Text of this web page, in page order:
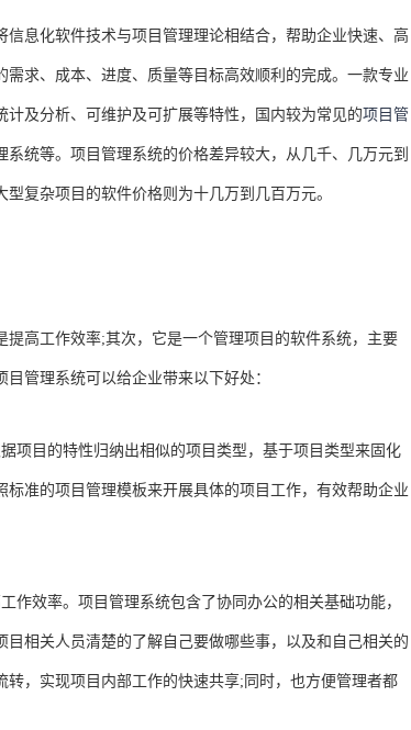
息化软件技术与项目管理理论相结合，帮助企业快速、高
求、成本、进度、质量等目标高效顺利的完成。一款专业
及分析、可维护及可扩展等特性，国内较为常见的项目管
统等。项目管理系统的价格差异较大，从几千、几万元到
复杂项目的软件价格则为十几万到几百万元。
高工作效率;其次，它是一个管理项目的软件系统，主要
管理系统可以给企业带来以下好处：
目的特性归纳出相似的项目类型，基于项目类型来固化
准的项目管理模板来开展具体的项目工作，有效帮助企业
效率。项目管理系统包含了协同办公的相关基础功能，
相关人员清楚的了解自己要做哪些事，以及和自己相关的
，实现项目内部工作的快速共享;同时，也方便管理者都